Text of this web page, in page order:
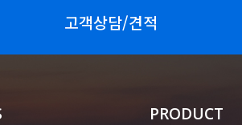
고객상담/견적
PRODUCT